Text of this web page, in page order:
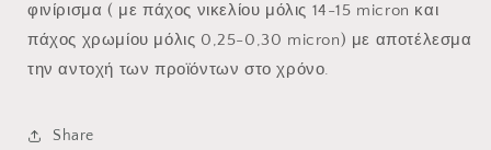
φινίρισμα ( με πάχος νικελίου μόλις 14-15 micron και
πάχος χρωμίου μόλις 0,25-0,30 micron) με αποτέλεσμα
την αντοχή των προϊόντων στο χρόνο.
Share